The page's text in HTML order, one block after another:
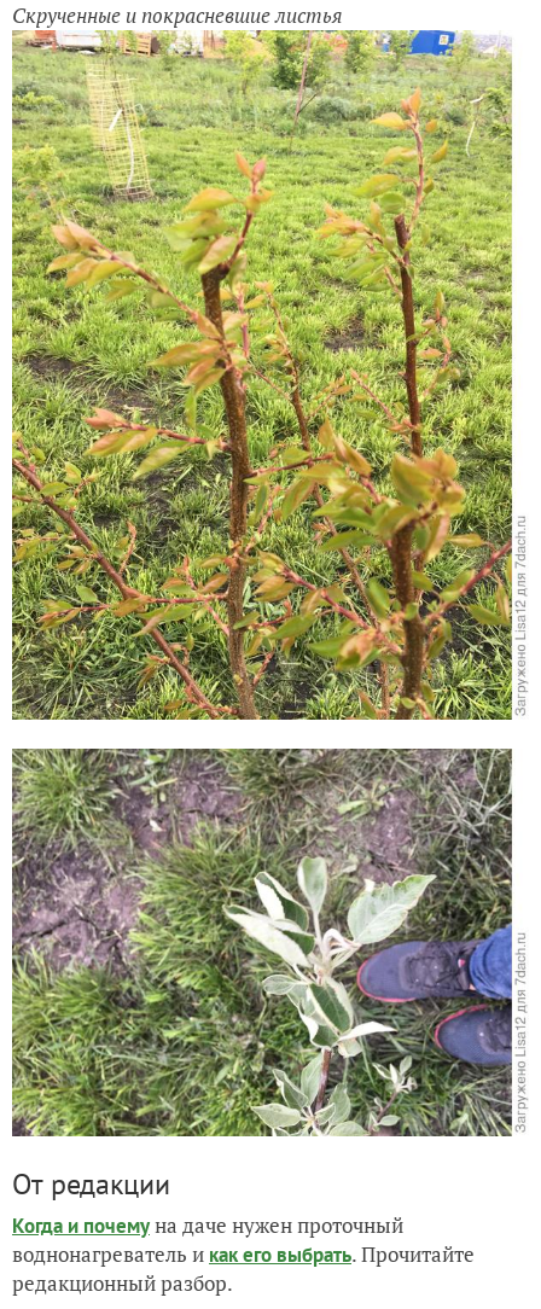
Скрученные и покрасневшие листья
От редакции
Когда и почемуна даче нужен проточный
воднонагреватель и как его выбрать. Прочитайте
редакционный разбор.